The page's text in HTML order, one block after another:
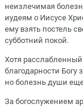
неизлечимая
иудеям о Иисусе
ему взять постель
субботний покой.
Хотя
благодарности
но болезнь души
За богослужением